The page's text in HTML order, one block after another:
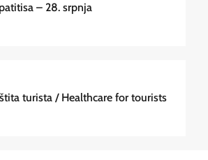
– 28. srpnja
turista / Healthcare for tourists